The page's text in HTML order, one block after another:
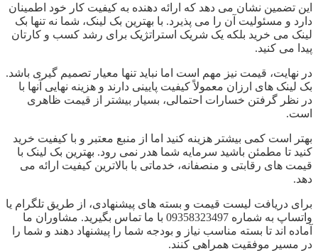
این تضمین نشان می دهد که ارائه دهنده به کیفیت کار خود اطمینان
دارد و مسئولیت آن را می پذیرد. با بهترین بک لینک، شما نه تنها بک
لینک می خرید بلکه یک شریک استراتژیک برای رشد کسب و کارتان
پیدا می کنید.
در نهایت، قیمت نیز مهم است اما نباید تنها معیار تصمیم گیری باشد.
بک لینک های ارزان معمولاً کیفیت پایینی دارند و هزینه نهایی آنها با
در نظر گرفتن خسارات احتمالی، بسیار بیشتر از قیمت ظاهری
است.
بهتر است کمی بیشتر هزینه کنید اما از منبع معتبر و با کیفیت خرید
کنید تا مطمئن باشید سرمایه شما هدر نمی رود. بهترین بک لینک با
قیمت های رقابتی و منصفانه، خدماتی با بالاترین کیفیت ارائه می
دهد.
برای دریافت لیست قیمت و بسته های پیشنهادی، از طریق تلگرام یا
واتساپ به شماره 09358323497 با ما تماس بگیرید. مشاوران ما
آماده اند تا بسته مناسب نیاز و بودجه شما را پیشنهاد دهند و شما را
در مسیر موفقیت همراهی کنند.